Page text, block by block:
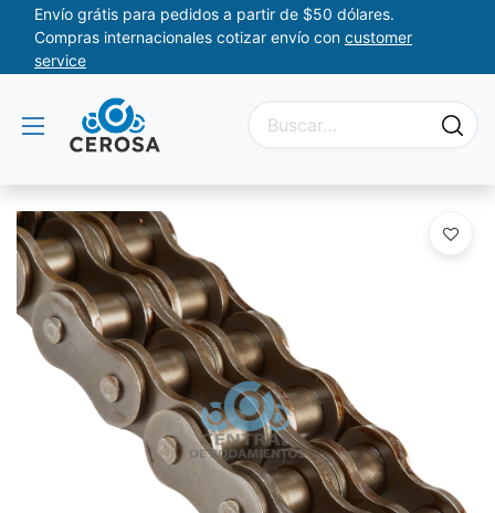
Envío grátis para pedidos a partir de $50 dólares.
Compras internacionales cotizar envío con customer
service